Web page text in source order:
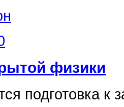
физики
подготовка к